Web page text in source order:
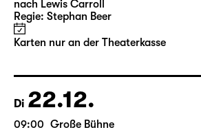
10:00 Große Bühne
Alice hinter den Spiegeln
von Stephan Beer und Georg Burger
Karten nur an der Theaterkasse